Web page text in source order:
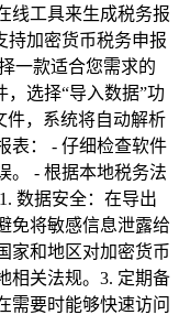
线工具来生成税务报
持加密货币税务申报
一款适合您需求的
选择“导入数据”功
件，系统将自动解析
表： - 仔细检查软件
。 - 根据本地税务法
数据安全：在导出
免将敏感信息泄露给
家和地区对加密货币
相关法规。3. 定期备
需要时能够快速访问